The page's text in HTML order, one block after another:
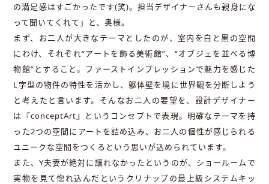
の満足感はすごかったです(笑)。担当デザイナーさんも親身にな
って聞いてくれて」と、奥様。
まず、お二人が大きなテーマとしたのが、室内を白と黒の空間
にわけ、それぞれ“アートを飾る美術館”、“オブジェを並べる博
物館”とすること。ファーストインプレッションで魅力を感じた
L字型の物件の特性を活かし、躯体壁を境に世界観を分断しよう
と考えたと言います。そんなお二人の要望を、設計デザイナー
は『conceptArt』というコンセプトで表現。明確なテーマを持
った2つの空間にアートを詰め込み、お二人の個性が感じられる
ユニークな空間をつくるという思いが込められています。
また、Y夫妻が絶対に譲れなかったというのが、ショールームで
実物を見て惚れ込んだというクリナップの最上級システムキッ